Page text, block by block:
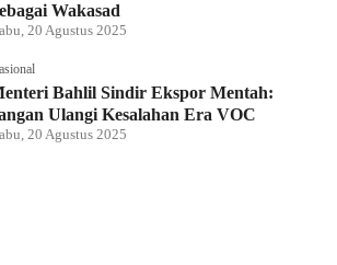
Wakasad
20 Agustus 2025
Bahlil Sindir Ekspor Mentah:
Ulangi Kesalahan Era VOC
20 Agustus 2025